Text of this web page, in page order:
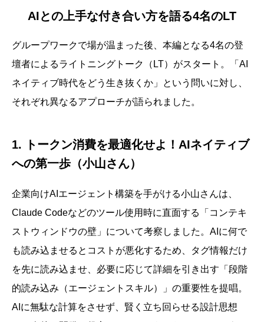
AIとの上手な付き合い方を語る4名のLT
グループワークで場が温まった後、本編となる4名の登
壇者によるライトニングトーク（LT）がスタート。「AI
ネイティブ時代をどう生き抜くか」という問いに対し、
それぞれ異なるアプローチが語られました。
1. トークン消費を最適化せよ！AIネイティブ
への第一歩（小山さん）
企業向けAIエージェント構築を手がける小山さんは、
Claude Codeなどのツール使用時に直面する「コンテキ
ストウィンドウの壁」について考察しました。AIに何で
も読み込ませるとコストが悪化するため、タグ情報だけ
を先に読み込ませ、必要に応じて詳細を引き出す「段階
的読み込み（エージェントスキル）」の重要性を提唱。
AIに無駄な計算をさせず、賢く立ち回らせる設計思想